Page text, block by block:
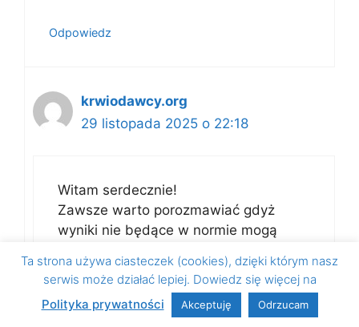
Odpowiedz
krwiodawcy.org
29 listopada 2025 o 22:18
Witam serdecznie!
Zawsze warto porozmawiać gdyż
wyniki nie będące w normie mogą
dyskwalifikacji.
Odpowiedz
Ta strona używa ciasteczek (cookies), dzięki którym nasz
serwis może działać lepiej. Dowiedz się więcej na
Polityka prywatności
Akceptuję Odrzucam